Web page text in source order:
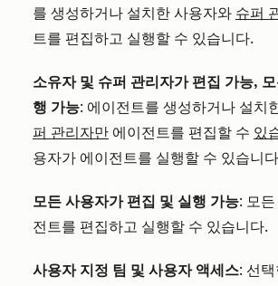
를 생성하거나 설치한 사용자와 슈퍼
트를 편집하고 실행할 수 있습니다.
소유자 및 슈퍼 관리자가 편집 가능,
행 가능: 에이전트를 생성하거나 설치
퍼 관리자만 에이전트를 편집할 수 있
용자가 에이전트를 실행할 수 있습니
모든 사용자가 편집 및 실행 가능: 모
전트를 편집하고 실행할 수 있습니다.
사용자 지정 팀 및 사용자 액세스: 선